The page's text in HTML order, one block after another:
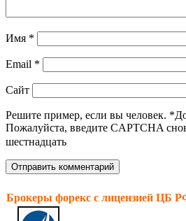
Имя *
Email *
Сайт
Решите пример, если вы человек. *
Пожалуйста, введите CAPTCHA
шестнадцать
Брокеры форекс с лицензией ЦБ